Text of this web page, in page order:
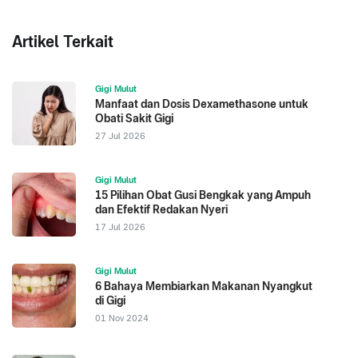
Artikel Terkait
Gigi Mulut
Manfaat dan Dosis Dexamethasone untuk
Obati Sakit Gigi
27 Jul 2026
Gigi Mulut
15 Pilihan Obat Gusi Bengkak yang Ampuh
dan Efektif Redakan Nyeri
17 Jul 2026
Gigi Mulut
6 Bahaya Membiarkan Makanan Nyangkut
di Gigi
01 Nov 2024